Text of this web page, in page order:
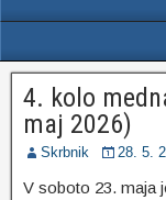
4. kolo
maj 2026)
Skrbnik 28. 5.
V soboto 23. maja